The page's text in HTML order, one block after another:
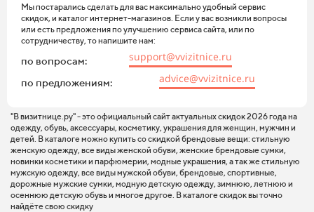
Мы постарались сделать для вас максимально удобный сервис
скидок, и каталог интернет-магазинов. Если у вас возникли вопросы
или есть предложения по улучшению сервиса сайта, или по
сотрудничеству, то напишите нам:
по вопросам: support@vvizitnice.ru
по предложениям: advice@vvizitnice.ru
"В визитнице.ру" - это официальный сайт актуальных скидок 2026 года на
одежду, обувь, аксессуары, косметику, украшения для женщин, мужчин и
детей. В каталоге можно купить со скидкой брендовые вещи: стильную
женскую одежду, все виды женской обуви, женские брендовые сумки,
новинки косметики и парфюмерии, модные украшения, а так же стильную
мужскую одежду, все виды мужской обуви, брендовые, спортивные,
дорожные мужские сумки, модную детскую одежду, зимнюю, летнюю и
осеннюю детскую обувь и многое другое. В каталоге скидок вы точно
найдёте свою скидку